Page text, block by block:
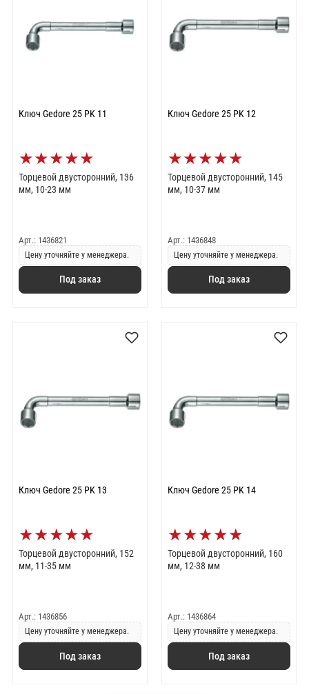
Ключ Gedore 25 PK 11
★★★★★
Торцевой двусторонний, 136
мм, 10-23 мм
Арт.: 1436821
Цену уточняйте у менеджера.
Под заказ
Ключ Gedore 25 PK 12
★★★★★
Торцевой двусторонний, 145
мм, 10-37 мм
Арт.: 1436848
Цену уточняйте у менеджера.
Под заказ
Ключ Gedore 25 PK 13
★★★★★
Торцевой двусторонний, 152
мм, 11-35 мм
Арт.: 1436856
Цену уточняйте у менеджера.
Под заказ
Ключ Gedore 25 PK 14
★★★★★
Торцевой двусторонний, 160
мм, 12-38 мм
Арт.: 1436864
Цену уточняйте у менеджера.
Под заказ